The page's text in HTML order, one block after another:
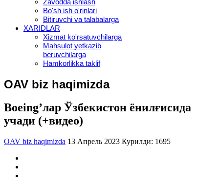
Zavodda ishlash
Bo'sh ish o'rinlari
Bitiruvchi va talabalarga
XARIDLAR
Xizmat ko'rsatuvchilarga
Mahsulot yetkazib
beruvchilarga
Hamkorlikka taklif
OAV biz haqimizda
Boeing’лар Ўзбекистон ёнилғисида
учади (+видео)
OAV biz haqimizda 13 Апрель 2023 Курилди: 1695